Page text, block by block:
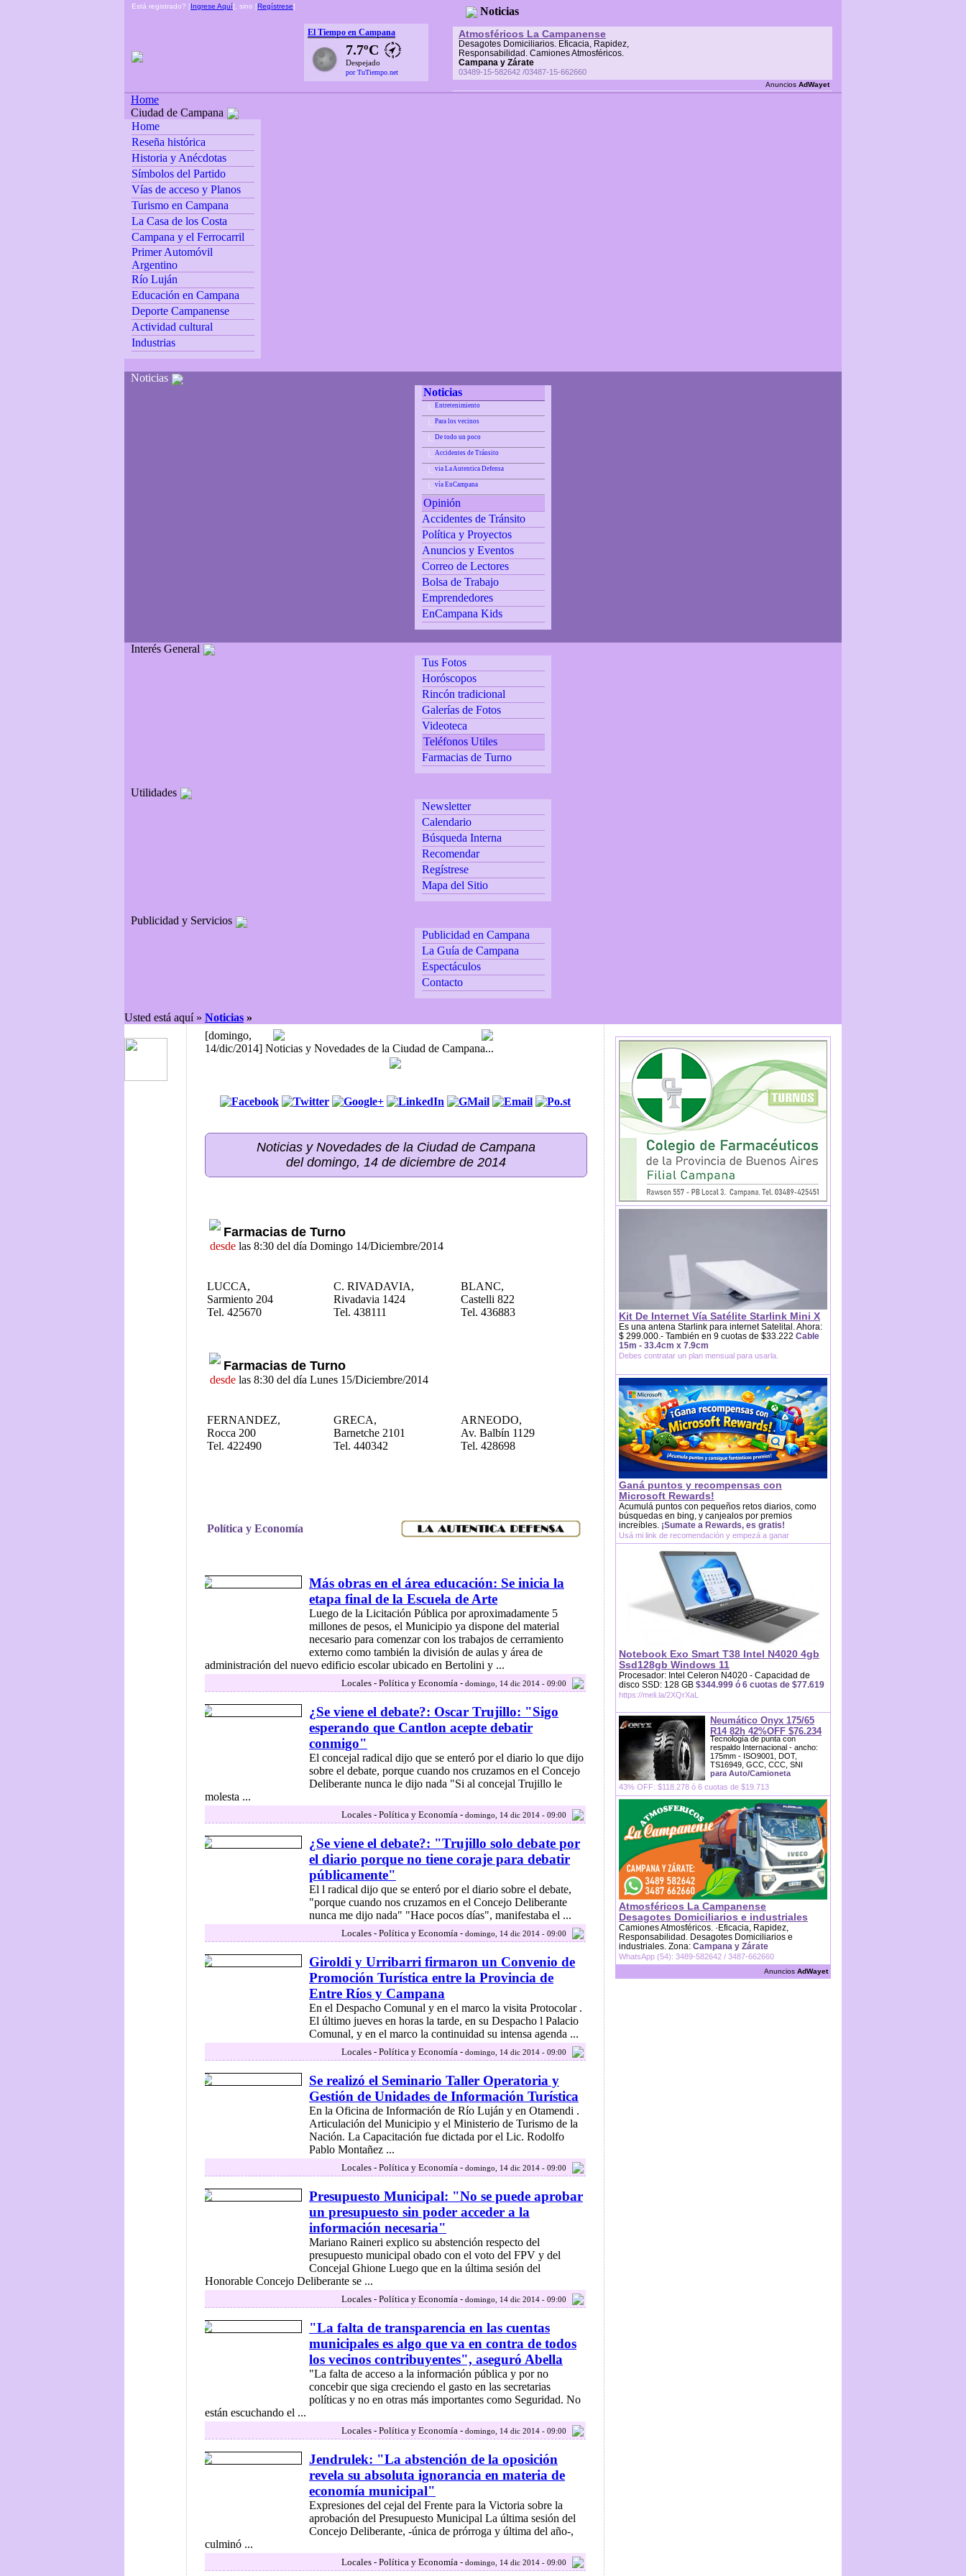
Está registrado? [Ingrese Aquí], sino [Regístrese] Noticias
Atmosféricos La Campanense
Desagotes Domiciliarios. Eficacia, Rapidez,
Responsabilidad. Camiones Atmosféricos.
Campana y Zárate
03489-15-582642 /03487-15-662660
Anuncios AdWayet
El Tiempo en Campana
7.7ºC
Despejado
por TuTiempo.net
Home
Ciudad de Campana
Home
Reseña histórica
Historia y Anécdotas
Símbolos del Partido
Vías de acceso y Planos
Turismo en Campana
La Casa de los Costa
Campana y el Ferrocarril
Primer Automóvil
Argentino
Río Luján
Educación en Campana
Deporte Campanense
Actividad cultural
Industrias
Noticias
Noticias
Entretenimiento
Para los vecinos
De todo un poco
Accidentes de Tránsito
via La Autentica Defensa
vía EnCampana
Opinión
Accidentes de Tránsito
Política y Proyectos
Anuncios y Eventos
Correo de Lectores
Bolsa de Trabajo
Emprendedores
EnCampana Kids
Interés General
Tus Fotos
Horóscopos
Rincón tradicional
Galerías de Fotos
Videoteca
Teléfonos Utiles
Farmacias de Turno
Utilidades
Newsletter
Calendario
Búsqueda Interna
Recomendar
Regístrese
Mapa del Sitio
Publicidad y Servicios
Publicidad en Campana
La Guía de Campana
Espectáculos
Contacto
Usted está aquí » Noticias »
[domingo,
14/dic/2014] Noticias y Novedades de la Ciudad de Campana...
Noticias y Novedades de la Ciudad de Campana
del domingo, 14 de diciembre de 2014
Farmacias de Turno
desde las 8:30 del día Domingo 14/Diciembre/2014
LUCCA,
Sarmiento 204
Tel. 425670
C. RIVADAVIA,
Rivadavia 1424
Tel. 438111
BLANC,
Castelli 822
Tel. 436883
Farmacias de Turno
desde las 8:30 del día Lunes 15/Diciembre/2014
FERNANDEZ,
Rocca 200
Tel. 422490
GRECA,
Barnetche 2101
Tel. 440342
ARNEODO,
Av. Balbín 1129
Tel. 428698
Política y Economía
Más obras en el área educación: Se inicia la
etapa final de la Escuela de Arte
Luego de la Licitación Pública por aproximadamente 5
millones de pesos, el Municipio ya dispone del material
necesario para comenzar con los trabajos de cerramiento
externo como también la división de aulas y área de
administración del nuevo edificio escolar ubicado en Bertolini y ...
Locales - Política y Economía - domingo, 14 dic 2014 - 09:00
¿Se viene el debate?: Oscar Trujillo: "Sigo
esperando que Cantlon acepte debatir
conmigo"
El concejal radical dijo que se enteró por el diario lo que dijo
sobre el debate, porque cuando nos cruzamos en el Concejo
Deliberante nunca le dijo nada "Si al concejal Trujillo le
molesta ...
Locales - Política y Economía - domingo, 14 dic 2014 - 09:00
¿Se viene el debate?: "Trujillo solo debate por
el diario porque no tiene coraje para debatir
públicamente"
El l radical dijo que se enteró por el diario sobre el debate,
"porque cuando nos cruzamos en el Concejo Deliberante
nunca me dijo nada" "Hace pocos días", manifestaba el ...
Locales - Política y Economía - domingo, 14 dic 2014 - 09:00
Giroldi y Urribarri firmaron un Convenio de
Promoción Turística entre la Provincia de
Entre Ríos y Campana
En el Despacho Comunal y en el marco la visita Protocolar .
El último jueves en horas la tarde, en su Despacho l Palacio
Comunal, y en el marco la continuidad su intensa agenda ...
Locales - Política y Economía - domingo, 14 dic 2014 - 09:00
Se realizó el Seminario Taller Operatoria y
Gestión de Unidades de Información Turística
En la Oficina de Información de Río Luján y en Otamendi .
Articulación del Municipio y el Ministerio de Turismo de la
Nación. La Capacitación fue dictada por el Lic. Rodolfo
Pablo Montañez ...
Locales - Política y Economía - domingo, 14 dic 2014 - 09:00
Presupuesto Municipal: "No se puede aprobar
un presupuesto sin poder acceder a la
información necesaria"
Mariano Raineri explico su abstención respecto del
presupuesto municipal obado con el voto del FPV y del
Concejal Ghione Luego que en la última sesión del
Honorable Concejo Deliberante se ...
Locales - Política y Economía - domingo, 14 dic 2014 - 09:00
"La falta de transparencia en las cuentas
municipales es algo que va en contra de todos
los vecinos contribuyentes", aseguró Abella
"La falta de acceso a la información pública y por no
concebir que siga creciendo el gasto en las secretarias
políticas y no en otras más importantes como Seguridad. No
están escuchando el ...
Locales - Política y Economía - domingo, 14 dic 2014 - 09:00
Jendrulek: "La abstención de la oposición
revela su absoluta ignorancia en materia de
economía municipal"
Expresiones del cejal del Frente para la Victoria sobre la
aprobación del Presupuesto Municipal La última sesión del
Concejo Deliberante, -única de prórroga y última del año-,
culminó ...
Locales - Política y Economía - domingo, 14 dic 2014 - 09:00
Kit De Internet Vía Satélite Starlink Mini X
Es una antena Starlink para internet Satelital. Ahora:
$ 299.000.- También en 9 cuotas de $33.222 Cable
15m - 33.4cm x 7.9cm
Debes contratar un plan mensual para usarla.
Ganá puntos y recompensas con
Microsoft Rewards!
Acumulá puntos con pequeños retos diarios, como
búsquedas en bing, y canjealos por premios
increíbles. ¡Sumate a Rewards, es gratis!
Usá mi link de recomendación y empezá a ganar
Notebook Exo Smart T38 Intel N4020 4gb
Ssd128gb Windows 11
Procesador: Intel Celeron N4020 - Capacidad de
disco SSD: 128 GB $344.999 ó 6 cuotas de $77.619
https://meli.la/2XQrXaL
Neumático Onyx 175/65
R14 82h 42%OFF $76.234
Tecnología de punta con
respaldo Internacional - ancho:
175mm - ISO9001, DOT,
TS16949, GCC, CCC, SNI
para Auto/Camioneta
43% OFF: $118.278 ó 6 cuotas de $19.713
Atmosféricos La Campanense
Desagotes Domiciliarios e industriales
Camiones Atmosféricos. ·Eficacia, Rapidez,
Responsabilidad. Desagotes Domiciliarios e
industriales. Zona: Campana y Zárate
WhatsApp (54): 3489-582642 / 3487-662660
Anuncios AdWayet